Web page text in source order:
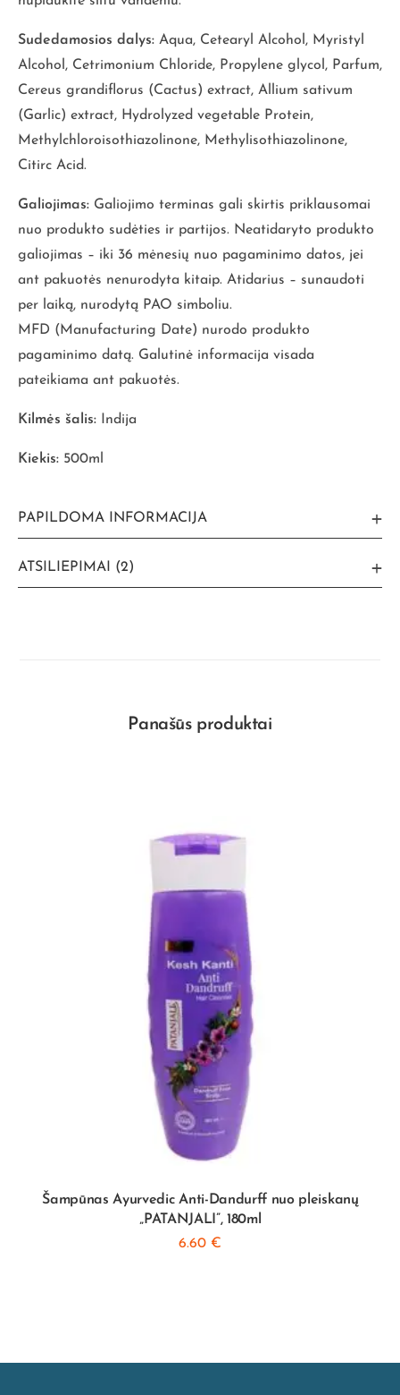
Sudedamosios dalys: Aqua, Cetearyl Alcohol, Myristyl
Alcohol, Cetrimonium Chloride, Propylene glycol, Parfum,
Cereus grandiflorus (Cactus) extract, Allium sativum
(Garlic) extract, Hydrolyzed vegetable Protein,
Methylchloroisothiazolinone, Methylisothiazolinone,
Citirc Acid.
Galiojimas: Galiojimo terminas gali skirtis priklausomai
nuo produkto sudėties ir partijos. Neatidaryto produkto
galiojimas – iki 36 mėnesių nuo pagaminimo datos, jei
ant pakuotės nenurodyta kitaip. Atidarius – sunaudoti
per laiką, nurodytą PAO simboliu.
MFD (Manufacturing Date) nurodo produkto
pagaminimo datą. Galutinė informacija visada
pateikiama ant pakuotės.
Kilmės šalis: Indija
Kiekis: 500ml
PAPILDOMA INFORMACIJA
ATSILIEPIMAI (2)
Panašūs produktai
Šampūnas Ayurvedic Anti-Dandurff nuo pleiskanų
„PATANJALI”, 180ml
6.60 €